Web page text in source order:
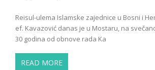
Reisul-ulema Islamske zajednice u Bosni i
ef. Kavazović danas je u Mostaru, na
30 godina od obnove rada Ka
READ MORE